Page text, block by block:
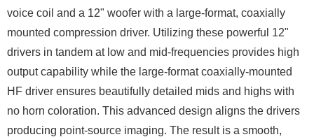
voice coil and a 12" woofer with a large-format, coaxially
mounted compression driver. Utilizing these powerful 12"
drivers in tandem at low and mid-frequencies provides high
output capability while the large-format coaxially-mounted
HF driver ensures beautifully detailed mids and highs with
no horn coloration. This advanced design aligns the drivers
producing point-source imaging. The result is a smooth,